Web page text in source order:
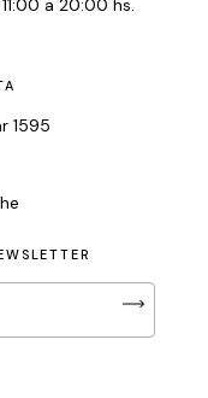
a 20:00 hs.
1595